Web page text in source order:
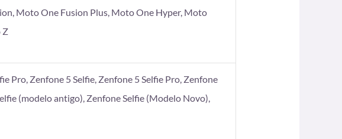
Moto One Fusion Plus, Moto One Hyper, Moto
Z
Pro, Zenfone 5 Selfie, Zenfone 5 Selfie Pro, Zenfone
(modelo antigo), Zenfone Selfie (Modelo Novo),